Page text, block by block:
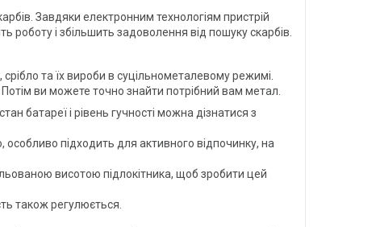
Завдяки електронним технологіям пристрій
і збільшить задоволення від пошуку скарбів.
та їх вироби в суцільнометалевому режимі.
ви можете точно знайти потрібний вам метал.
батареї і рівень гучності можна дізнатися з
підходить для активного відпочинку, на
висотою підлокітника, щоб зробити цей
також регулюється.